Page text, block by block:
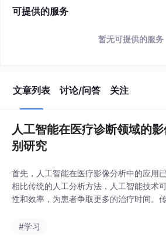
可提供的服务
暂无可提供的服务
文章列表 讨论/问答 关注
人工智能在医疗诊断领域的
别研究
首先，人工智能在医疗影像分析中的应用
相比传统的人工分析方法，人工智能技术
性和效率，为患者争取更多的治疗时间。
和数量庞大，传统方法往往难以处理。随
#学习